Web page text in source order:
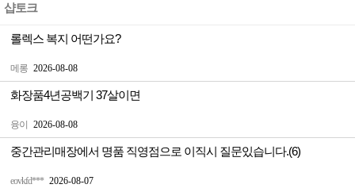
샵토크
메롱 2026-08-08
롤렉스 복지 어떤가요?
융이 2026-08-08
화장품4년공백기 37살이면
eovkfd*** 2026-08-07
중간관리매장에서 명품 직영점으로 이직시 질문있습니다.(6)